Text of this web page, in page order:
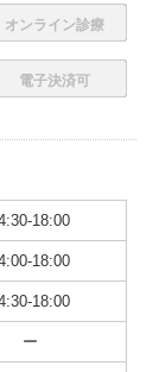
オンライン診療
電子決済可
18:00
18:00
18:00
ー